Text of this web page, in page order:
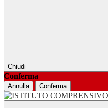
Chiudi
Conferma
Annulla Conferma